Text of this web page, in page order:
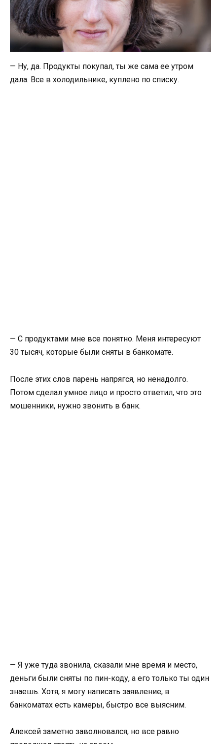
— Ну, да. Продукты покупал, ты же сама ее утром
дала. Все в холодильнике, куплено по списку.
— С продуктами мне все понятно. Меня интересуют
30 тысяч, которые были сняты в банкомате.
После этих слов парень напрягся, но ненадолго.
Потом сделал умное лицо и просто ответил, что это
мошенники, нужно звонить в банк.
— Я уже туда звонила, сказали мне время и место,
деньги были сняты по пин-коду, а его только ты один
знаешь. Хотя, я могу написать заявление, в
банкоматах есть камеры, быстро все выясним.
Алексей заметно заволновался, но все равно